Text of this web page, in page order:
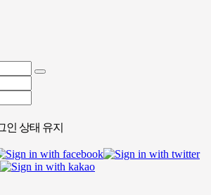
인 상태 유지